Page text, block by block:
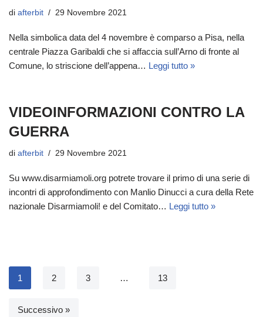
di afterbit 29 Novembre 2021
Nella simbolica data del 4 novembre è comparso a Pisa, nella
centrale Piazza Garibaldi che si affaccia sull’Arno di fronte al
Comune, lo striscione dell’appena… Leggi tutto »
VIDEOINFORMAZIONI CONTRO LA
GUERRA
di afterbit 29 Novembre 2021
Su www.disarmiamoli.org potrete trovare il primo di una serie di
incontri di approfondimento con Manlio Dinucci a cura della Rete
nazionale Disarmiamoli! e del Comitato… Leggi tutto »
1 2 3 … 13
Successivo »